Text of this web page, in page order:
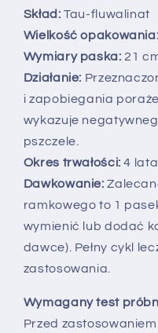
Skład: Tau-fluwalinat
Wielkość opakowania:
Wymiary paska: 21
Działanie:
i zapobiegania
wykazuje
pszczele.
Okres trwałości: 4 lata
Dawkowanie:
ramkowego to 1
wymienić lub dodać
dawce). Pełny cykl
zastosowania.
Wymagany test
Przed